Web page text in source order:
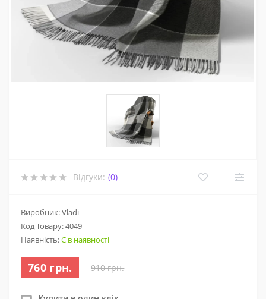
Відгуки: (0)
Виробник: Vladi
Код Товару:4049
Наявність:Є в наявності
760 грн. 910 грн.